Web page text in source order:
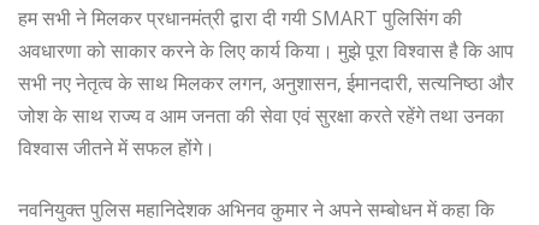
हम सभी ने मिलकर प्रधानमंत्री द्वारा दी गयी SMART पुलिसिंग की
अवधारणा को साकार करने के लिए कार्य किया। मुझे पूरा विश्वास है कि आप
सभी नए नेतृत्व के साथ मिलकर लगन, अनुशासन, ईमानदारी, सत्यनिष्ठा और
जोश के साथ राज्य व आम जनता की सेवा एवं सुरक्षा करते रहेंगे तथा उनका
विश्वास जीतने में सफल होंगे।
नवनियुक्त पुलिस महानिदेशक अभिनव कुमार ने अपने सम्बोधन में कहा कि